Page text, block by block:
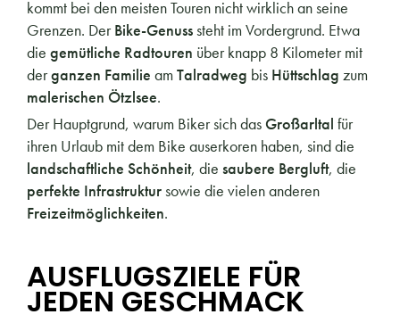
kommt bei den meisten Touren nicht wirklich an seine
Grenzen. DerBike-Genusssteht im Vordergrund. Etwa
die gemütliche Radtouren über knapp 8 Kilometer mit
derganzen Familie am Talradweg bis Hüttschlag zum
malerischen Ötzlsee.
Der Hauptgrund, warum Biker sich das Großarltal für
ihren Urlaub mit dem Bike auserkoren haben, sind die
landschaftliche Schönheit, die saubere Bergluft, die
perfekte Infrastruktursowie die vielen anderen
Freizeitmöglichkeiten.
AUSFLUGSZIELE FÜR
JEDEN GESCHMACK